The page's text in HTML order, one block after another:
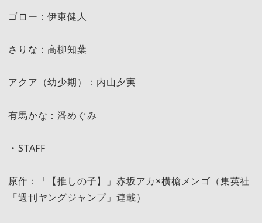
ゴロー：伊東健人
さりな：高柳知葉
アクア（幼少期）：内山夕実
有馬かな：潘めぐみ
・STAFF
原作：「【推しの子】」赤坂アカ×横槍メンゴ（集英社
「週刊ヤングジャンプ」連載）